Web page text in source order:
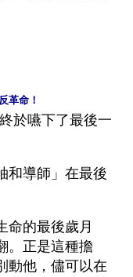
革命！
於嚥下了最後一
和導師」在最後
命的最後歲月
。正是這種擔
動他，儘可以在